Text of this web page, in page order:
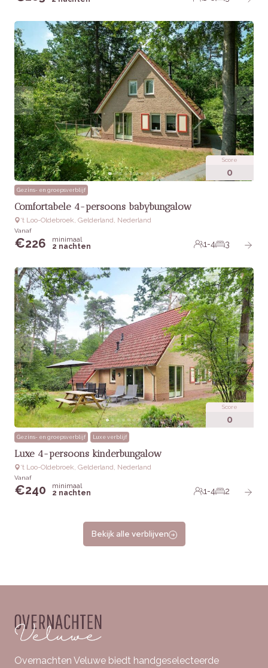
Score
0
Gezins- en groepsverblijf
Comfortabele 4-persoons babybungalow
‘t Loo-Oldebroek, Gelderland, Nederland
Vanaf
€226
minimaal
2 nachten
1-4 3
Score
0
Gezins- en groepsverblijf Luxe verblijf
Luxe 4-persoons kinderbungalow
‘t Loo-Oldebroek, Gelderland, Nederland
Vanaf
€240
minimaal
2 nachten
1-4 2
Bekijk alle verblijven
Overnachten Veluwe biedt handgeselecteerde